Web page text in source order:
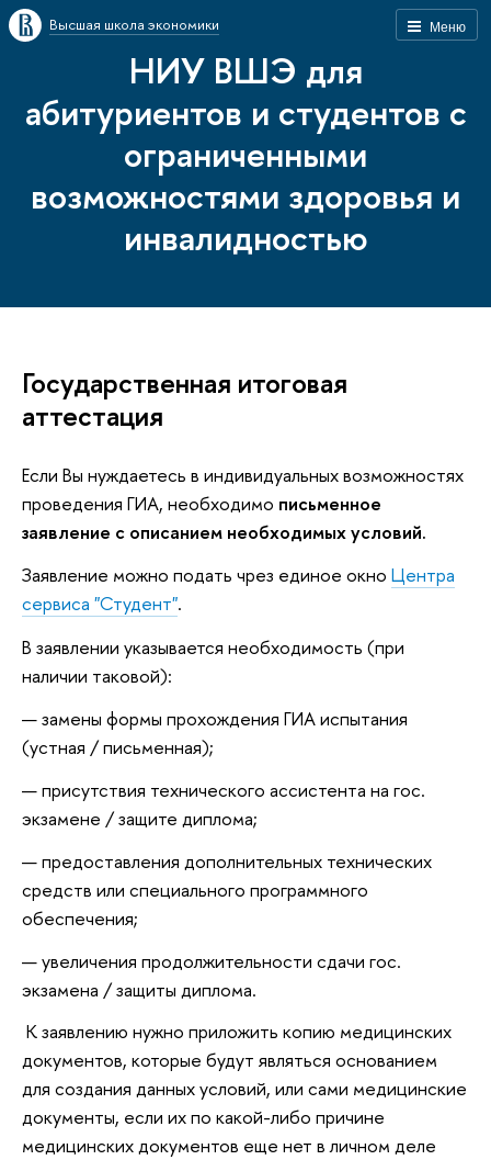
Меню
Высшая школа экономики
НИУ ВШЭ для
абитуриентов и студентов с
ограниченными
возможностями здоровья и
инвалидностью
Государственная итоговая
аттестация
Если Вы нуждаетесь в индивидуальных возможностях
проведения ГИА, необходимо письменное
заявление с описанием необходимых условий.
Заявление можно подать чрез единое окно Центра
сервиса "Студент".
В заявлении указывается необходимость (при
наличии таковой):
замены формы прохождения ГИА испытания
(устная / письменная);
присутствия технического ассистента на гос.
экзамене / защите диплома;
предоставления дополнительных технических
средств или специального программного
обеспечения;
увеличения продолжительности сдачи гос.
экзамена / защиты диплома.
‍ К заявлению нужно приложить копию медицинских
документов, которые будут являться основанием
для создания данных условий, или сами медицинские
документы, если их по какой-либо причине
медицинских документов еще нет в личном деле